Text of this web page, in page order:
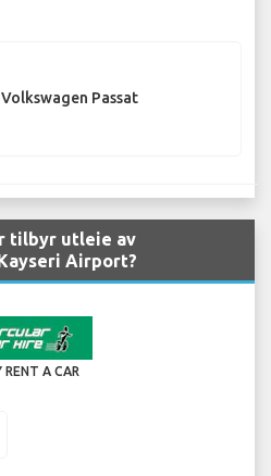
Volkswagen Passat
tilbyr utleie av
Airport?
RENT A CAR